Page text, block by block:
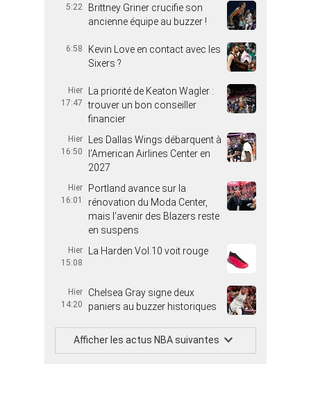
5:22
Brittney Griner crucifie son
ancienne équipe au buzzer !
6:58
Kevin Love en contact avec les
Sixers ?
Hier
17:47
La priorité de Keaton Wagler :
trouver un bon conseiller
financier
Hier
16:50
Les Dallas Wings débarquent à
l’American Airlines Center en
2027
Hier
16:01
Portland avance sur la
rénovation du Moda Center,
mais l’avenir des Blazers reste
en suspens
Hier
15:08
La Harden Vol.10 voit rouge
Hier
14:20
Chelsea Gray signe deux
paniers au buzzer historiques
Afficher les actus NBA suivantes